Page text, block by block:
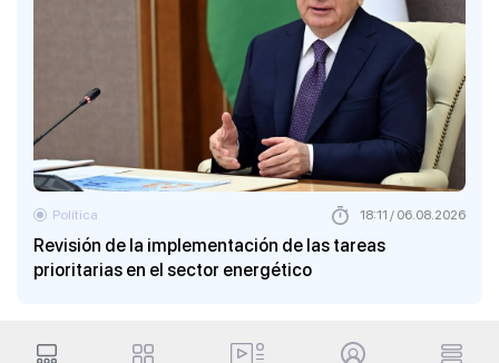
Revisión de la implementación de las tareas
prioritarias en el sector energético
Política 18:11 / 06.08.2026